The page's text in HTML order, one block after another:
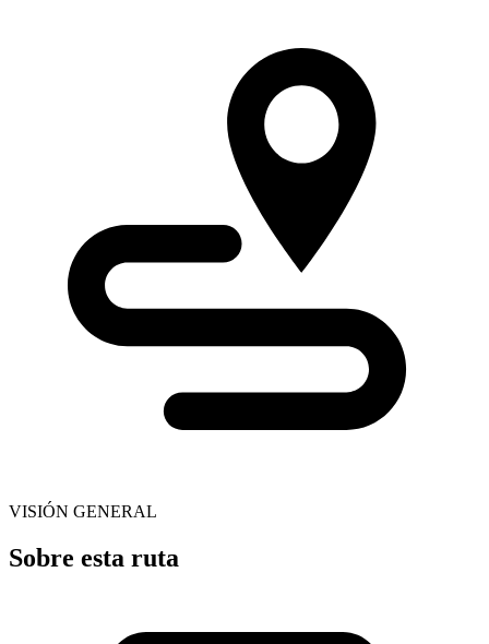
VISIÓN GENERAL
Sobre esta ruta